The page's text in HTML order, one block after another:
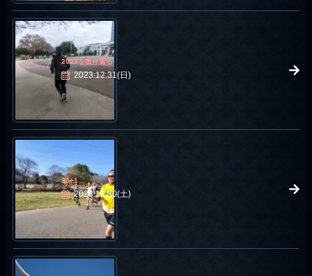
2023を振り返る
2023.12.31(日)
30+1
2023.12.30(土)